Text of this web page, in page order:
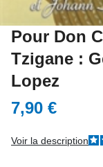
Pour Don
Tzigane :
Lopez
7,90 €
Voir la description